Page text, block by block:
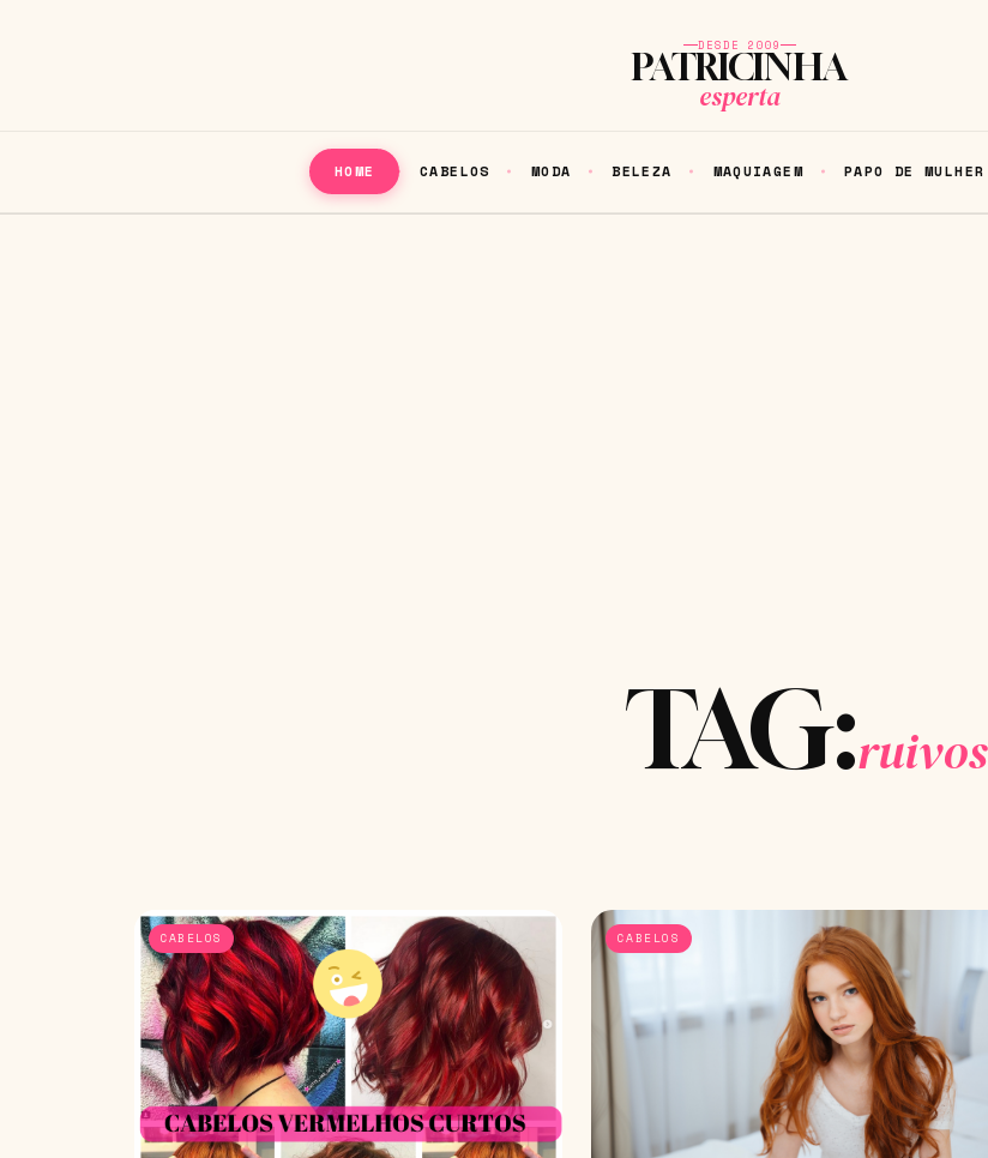
DESDE 2009
PATRICINHA
esperta
HOME CABELOS MODA BELEZA MAQUIAGEM PAPO DE MULHER
TAG:ruivos
CABELOS CABELOS